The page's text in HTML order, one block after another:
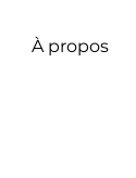
À propos